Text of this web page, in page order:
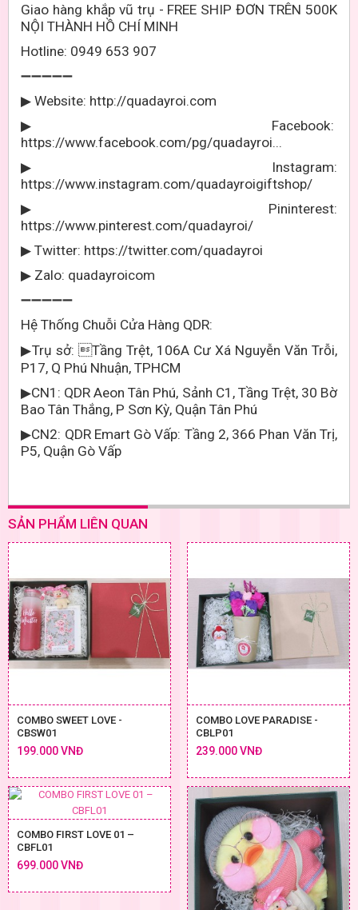
Giao hàng khắp vũ trụ - FREE SHIP ĐƠN TRÊN 500K
NỘI THÀNH HỒ CHÍ MINH
Hotline: 0949 653 907
➖➖➖➖➖
▶ Website: http://quadayroi.com
▶
Facebook:
https://www.facebook.com/pg/quadayroi...
▶
Instagram:
https://www.instagram.com/quadayroigiftshop/
▶
Pininterest:
https://www.pinterest.com/quadayroi/
▶ Twitter: https://twitter.com/quadayroi
▶ Zalo: quadayroicom
➖➖➖➖➖
Hệ Thống Chuỗi Cửa Hàng QDR:
▶Trụ sở: Tầng Trệt, 106A Cư Xá Nguyễn Văn Trỗi,
P17, Q Phú Nhuận, TPHCM
▶CN1: QDR Aeon Tân Phú, Sảnh C1, Tầng Trệt, 30 Bờ
Bao Tân Thắng, P Sơn Kỳ, Quận Tân Phú
▶CN2: QDR Emart Gò Vấp: Tầng 2, 366 Phan Văn Trị,
P5, Quận Gò Vấp
SẢN PHẨM LIÊN QUAN
COMBO SWEET LOVE -
CBSW01
199.000 VNĐ
COMBO LOVE PARADISE -
CBLP01
239.000 VNĐ
COMBO FIRST LOVE 01 –
CBFL01
699.000 VNĐ